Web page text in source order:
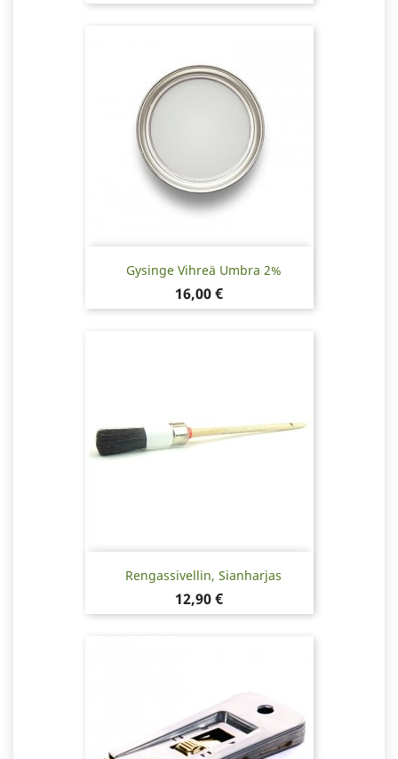
Gysinge Vihreä Umbra 2%
Hinta
16,00 €
Rengassivellin, Sianharjas
Hinta
12,90 €